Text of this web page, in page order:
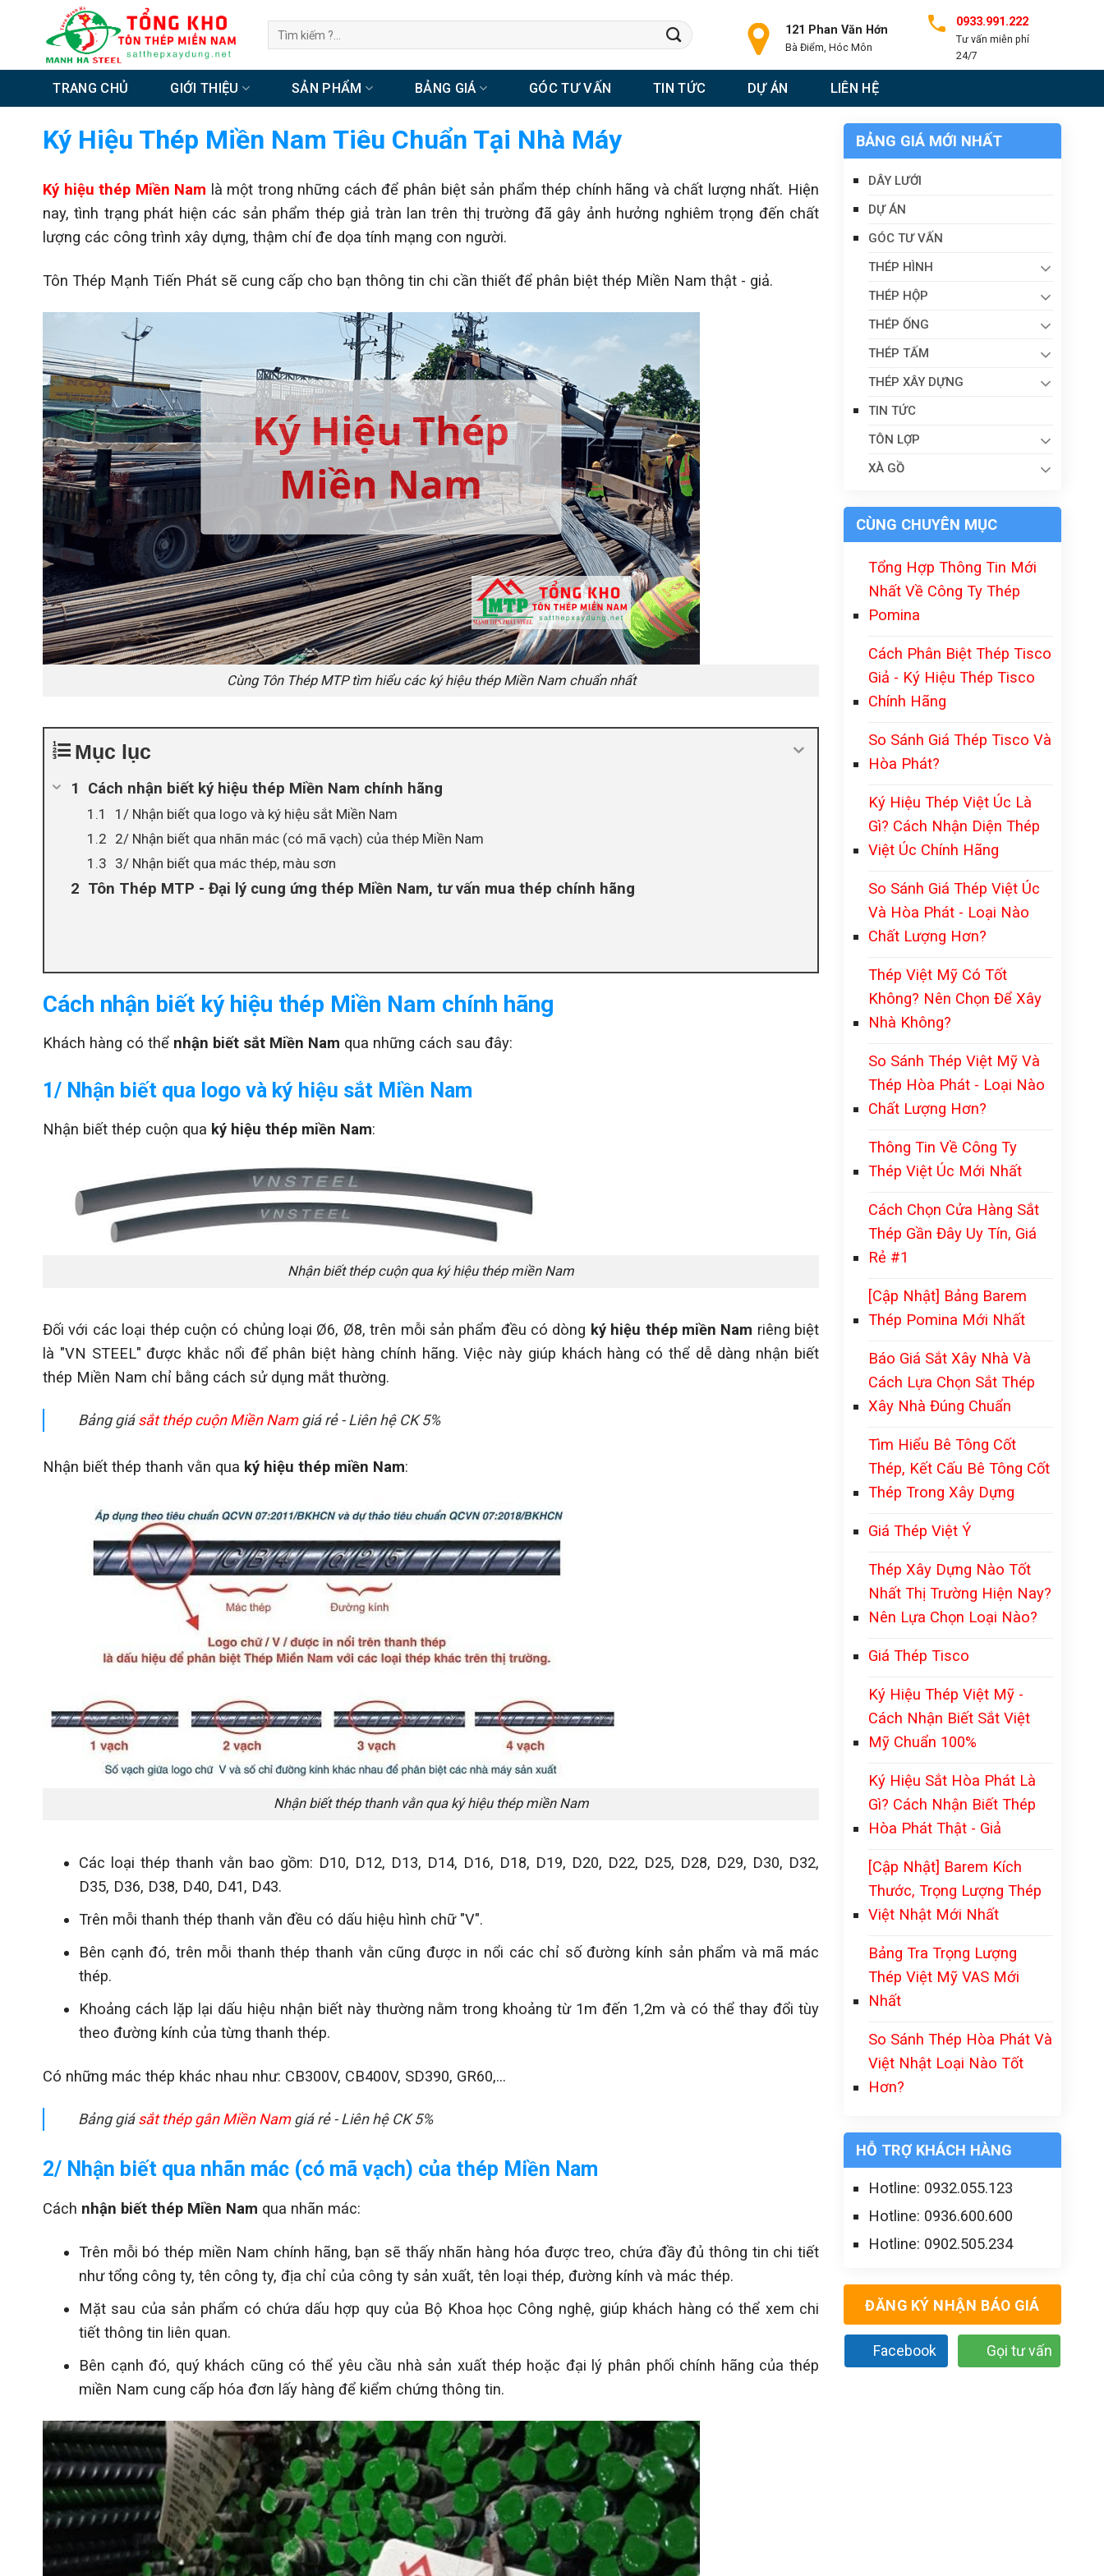
Tìm
kiếm:
121 Phan Văn Hớn
Bà Điểm, Hóc Môn
0933.991.222
Tư vấn miễn phí
24/7
TRANG CHỦ GIỚI THIỆU SẢN PHẨM BẢNG GIÁ GÓC TƯ VẤN TIN TỨC DỰ ÁN LIÊN HỆ
Ký Hiệu Thép Miền Nam Tiêu Chuẩn Tại Nhà Máy
Ký hiệu thép Miền Nam là một trong những cách để phân biệt sản phẩm thép chính hãng và chất lượng nhất. Hiện
nay, tình trạng phát hiện các sản phẩm thép giả tràn lan trên thị trường đã gây ảnh hưởng nghiêm trọng đến chất
lượng các công trình xây dựng, thậm chí đe dọa tính mạng con người.
Tôn Thép Mạnh Tiến Phát sẽ cung cấp cho bạn thông tin chi cần thiết để phân biệt thép Miền Nam thật - giả.
Cùng Tôn Thép MTP tìm hiểu các ký hiệu thép Miền Nam chuẩn nhất
Mục lục
Cách nhận biết ký hiệu thép Miền Nam chính hãng
1/ Nhận biết qua logo và ký hiệu sắt Miền Nam
2/ Nhận biết qua nhãn mác (có mã vạch) của thép Miền Nam
3/ Nhận biết qua mác thép, màu sơn
Tôn Thép MTP - Đại lý cung ứng thép Miền Nam, tư vấn mua thép chính hãng
Cách nhận biết ký hiệu thép Miền Nam chính hãng
Khách hàng có thể nhận biết sắt Miền Nam qua những cách sau đây:
1/ Nhận biết qua logo và ký hiệu sắt Miền Nam
Nhận biết thép cuộn qua ký hiệu thép miền Nam:
Nhận biết thép cuộn qua ký hiệu thép miền Nam
Đối với các loại thép cuộn có chủng loại Ø6, Ø8, trên mỗi sản phẩm đều có dòng ký hiệu thép miền Nam riêng biệt
là "VN STEEL" được khắc nổi để phân biệt hàng chính hãng. Việc này giúp khách hàng có thể dễ dàng nhận biết
thép Miền Nam chỉ bằng cách sử dụng mắt thường.
Bảng giá sắt thép cuộn Miền Namgiá rẻ - Liên hệ CK 5%
Nhận biết thép thanh vằn qua ký hiệu thép miền Nam:
Nhận biết thép thanh vằn qua ký hiệu thép miền Nam
Các loại thép thanh vằn bao gồm: D10, D12, D13, D14, D16, D18, D19, D20, D22, D25, D28, D29, D30, D32,
D35, D36, D38, D40, D41, D43.
Trên mỗi thanh thép thanh vằn đều có dấu hiệu hình chữ "V".
Bên cạnh đó, trên mỗi thanh thép thanh vằn cũng được in nổi các chỉ số đường kính sản phẩm và mã mác
thép.
Khoảng cách lặp lại dấu hiệu nhận biết này thường nằm trong khoảng từ 1m đến 1,2m và có thể thay đổi tùy
theo đường kính của từng thanh thép.
Có những mác thép khác nhau như: CB300V, CB400V, SD390, GR60,…
Bảng giá sắt thép gân Miền Namgiá rẻ - Liên hệ CK 5%
2/ Nhận biết qua nhãn mác (có mã vạch) của thép Miền Nam
Cách nhận biết thép Miền Nam qua nhãn mác:
Trên mỗi bó thép miền Nam chính hãng, bạn sẽ thấy nhãn hàng hóa được treo, chứa đầy đủ thông tin chi tiết
như tổng công ty, tên công ty, địa chỉ của công ty sản xuất, tên loại thép, đường kính và mác thép.
Mặt sau của sản phẩm có chứa dấu hợp quy của Bộ Khoa học Công nghệ, giúp khách hàng có thể xem chi
tiết thông tin liên quan.
Bên cạnh đó, quý khách cũng có thể yêu cầu nhà sản xuất thép hoặc đại lý phân phối chính hãng của thép
miền Nam cung cấp hóa đơn lấy hàng để kiểm chứng thông tin.
BẢNG GIÁ MỚI NHẤT
DÂY LƯỚI
DỰ ÁN
GÓC TƯ VẤN
THÉP HÌNH
THÉP HỘP
THÉP ỐNG
THÉP TẤM
THÉP XÂY DỰNG
TIN TỨC
TÔN LỢP
XÀ GỒ
CÙNG CHUYÊN MỤC
Tổng Hợp Thông Tin Mới
Nhất Về Công Ty Thép
Pomina
Cách Phân Biệt Thép Tisco
Giả - Ký Hiệu Thép Tisco
Chính Hãng
So Sánh Giá Thép Tisco Và
Hòa Phát?
Ký Hiệu Thép Việt Úc Là
Gì? Cách Nhận Diện Thép
Việt Úc Chính Hãng
So Sánh Giá Thép Việt Úc
Và Hòa Phát - Loại Nào
Chất Lượng Hơn?
Thép Việt Mỹ Có Tốt
Không? Nên Chọn Để Xây
Nhà Không?
So Sánh Thép Việt Mỹ Và
Thép Hòa Phát - Loại Nào
Chất Lượng Hơn?
Thông Tin Về Công Ty
Thép Việt Úc Mới Nhất
Cách Chọn Cửa Hàng Sắt
Thép Gần Đây Uy Tín, Giá
Rẻ #1
[Cập Nhật] Bảng Barem
Thép Pomina Mới Nhất
Báo Giá Sắt Xây Nhà Và
Cách Lựa Chọn Sắt Thép
Xây Nhà Đúng Chuẩn
Tìm Hiểu Bê Tông Cốt
Thép, Kết Cấu Bê Tông Cốt
Thép Trong Xây Dựng
Giá Thép Việt Ý
Thép Xây Dựng Nào Tốt
Nhất Thị Trường Hiện Nay?
Nên Lựa Chọn Loại Nào?
Giá Thép Tisco
Ký Hiệu Thép Việt Mỹ -
Cách Nhận Biết Sắt Việt
Mỹ Chuẩn 100%
Ký Hiệu Sắt Hòa Phát Là
Gì? Cách Nhận Biết Thép
Hòa Phát Thật - Giả
[Cập Nhật] Barem Kích
Thước, Trọng Lượng Thép
Việt Nhật Mới Nhất
Bảng Tra Trọng Lượng
Thép Việt Mỹ VAS Mới
Nhất
So Sánh Thép Hòa Phát Và
Việt Nhật Loại Nào Tốt
Hơn?
HỖ TRỢ KHÁCH HÀNG
Hotline: 0932.055.123
Hotline: 0936.600.600
Hotline: 0902.505.234
ĐĂNG KÝ NHẬN BÁO GIÁ
Facebook Gọi tư vấn